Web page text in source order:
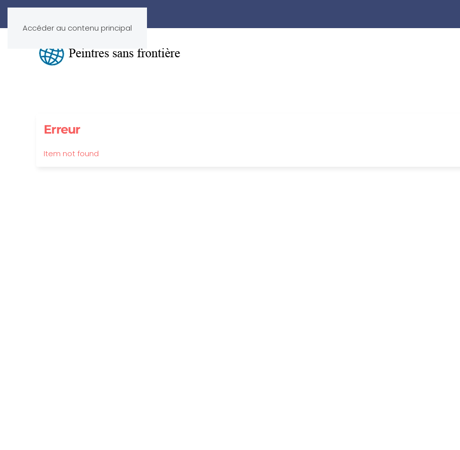
Accéder au contenu principal
Erreur
Item not found